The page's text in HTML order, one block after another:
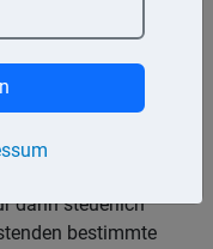
zu unterhaltenen
Einkünfte der zu
Jahr, müssen
dann steuerlich
bestimmte